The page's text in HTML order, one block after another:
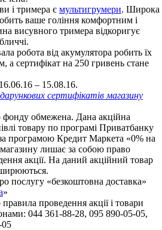
і тримера є мультигрумери. Широка
ваше гоління комфортним і
висувного тримера відкоригує
робота від акумулятора робить їх
а сертифікат на 250 гривень стане
– 15.08.16.
сертифікатів магазину
фонду обмежена. Дана акційна
товару по програмі Приватбанку
програмою Кредит Маркета «0% на
магазину лишає за собою право
акції. На даний акційний товар
послугу «безкоштовна доставка»
»
проведення акції і товари
044 361-88-28, 095 890-05-05,
05